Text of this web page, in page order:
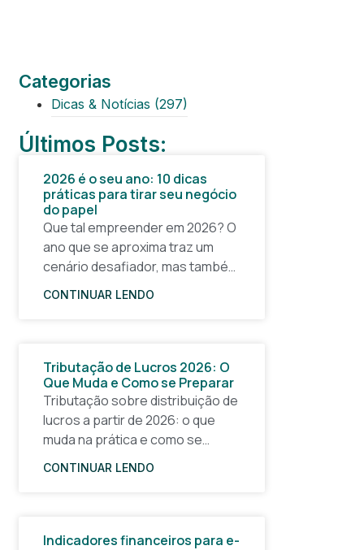
Categorias
Dicas & Notícias (297)
Últimos Posts:
2026 é o seu ano: 10 dicas
práticas para tirar seu negócio
do papel
Que tal empreender em 2026? O
ano que se aproxima traz um
cenário desafiador, mas também
cheio de oportunidades para
CONTINUAR LENDO
Tributação de Lucros 2026: O
Que Muda e Como se Preparar
Tributação sobre distribuição de
lucros a partir de 2026: o que
muda na prática e como se
planejar com antecedência A
CONTINUAR LENDO
Indicadores financeiros para e-